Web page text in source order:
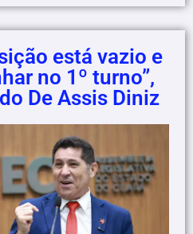
está vazio e
no 1º turno”,
De Assis Diniz